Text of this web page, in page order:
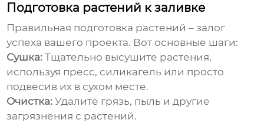
Подготовка растений к заливке
Правильная подготовка растений – залог
успеха вашего проекта. Вот основные шаги:
Сушка: Тщательно высушите растения,
используя пресс, силикагель или просто
подвесив их в сухом месте.
Очистка: Удалите грязь, пыль и другие
загрязнения с растений.